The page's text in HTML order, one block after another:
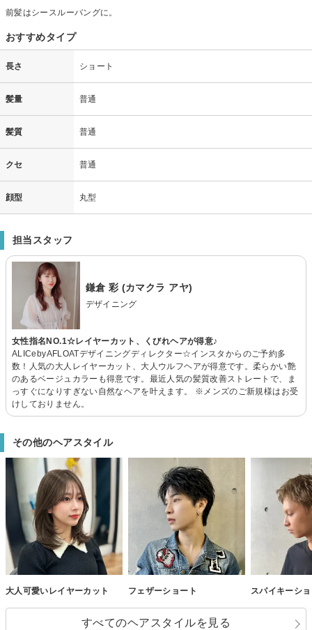
前髪はシースルーバングに。
おすすめタイプ
長さ ショート
髪量 普通
髪質 普通
クセ 普通
顔型 丸型
担当スタッフ
鎌倉 彩 (カマクラ アヤ)
デザイニング
女性指名NO.1☆レイヤーカット、くびれヘアが得意♪
ALICebyAFLOATデザイニングディレクター☆インスタからのご予約多
数！人気の大人レイヤーカット、大人ウルフヘアが得意です。柔らかい艶
のあるベージュカラーも得意です。最近人気の髪質改善ストレートで、ま
っすぐになりすぎない自然なヘアを叶えます。 ※メンズのご新規様はお受
けしておりません。
その他のヘアスタイル
大人可愛いレイヤーカット フェザーショート スパイキーシ
すべてのヘアスタイルを見る